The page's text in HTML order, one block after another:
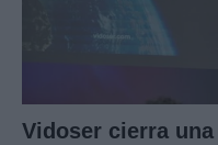
Vidoser cierra